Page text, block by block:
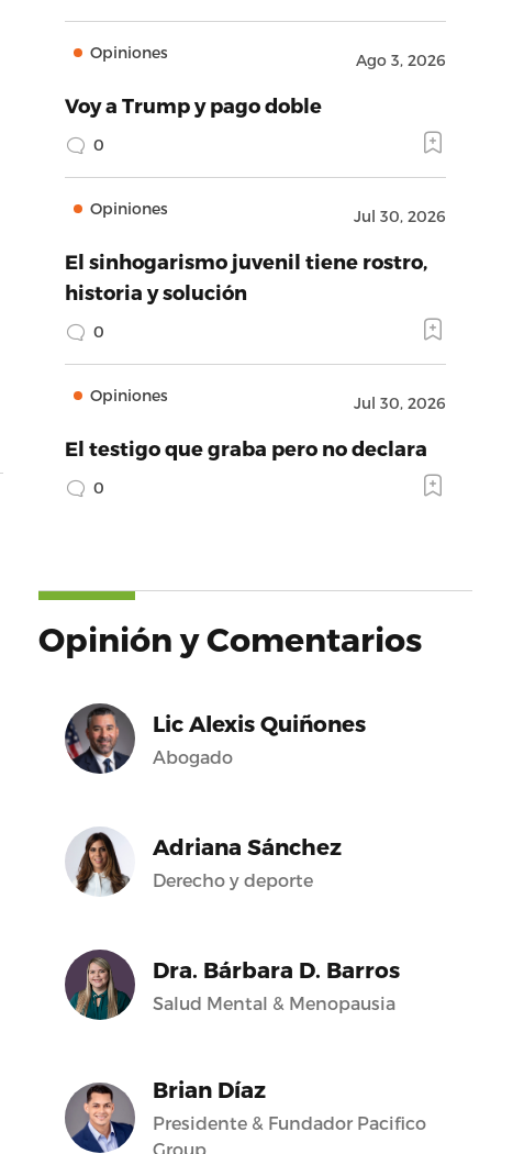
Opiniones Ago 3, 2026
Voy a Trump y pago doble
0
Opiniones Jul 30, 2026
El sinhogarismo juvenil tiene rostro,
historia y solución
0
Opiniones Jul 30, 2026
El testigo que graba pero no declara
0
Opinión y Comentarios
Lic Alexis Quiñones
Abogado
Adriana Sánchez
Derecho y deporte
Dra. Bárbara D. Barros
Salud Mental & Menopausia
Brian Díaz
Presidente & Fundador Pacifico
Group